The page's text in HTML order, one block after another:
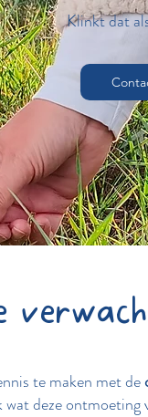
Klinkt dat
te maken met de
deze ontmoeting